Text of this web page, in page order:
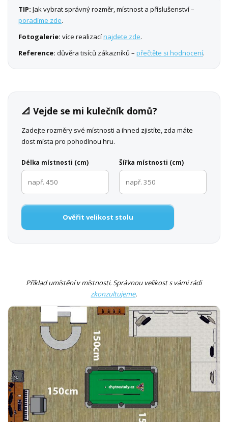
TIP: Jak vybrat správný rozměr, místnost a příslušenství –
poradíme zde.
Fotogalerie: více realizacínajdete zde.
Reference: důvěra tisíců zákazníků – přečtěte si hodnocení.
📐 Vejde se mi kulečník domů?
Zadejte rozměry své místnosti a ihned zjistíte, zda máte
dost místa pro pohodlnou hru.
Délka místnosti (cm) Šířka místnosti (cm)
Ověřit velikost stolu
Příklad umístění v místnosti. Správnou velikost s vámi rádi
zkonzultujeme.